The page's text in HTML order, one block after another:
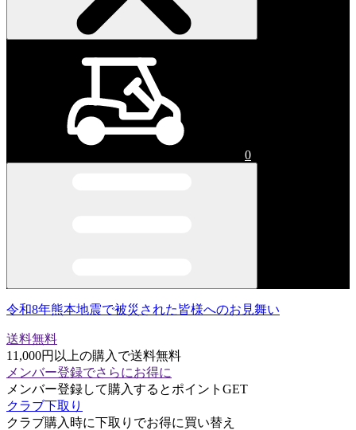
0
令和8年熊本地震で被災された皆様へのお見舞い
送料無料
11,000円以上の購入で送料無料
メンバー登録でさらにお得に
メンバー登録して購入するとポイントGET
クラブ下取り
クラブ購入時に下取りでお得に買い替え